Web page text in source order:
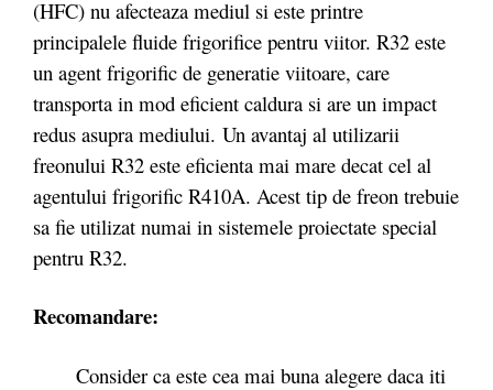
(HFC) nu afecteaza mediul si este printre
principalele fluide frigorifice pentru viitor. R32 este
un agent frigorific de generatie viitoare, care
transporta in mod eficient caldura si are un impact
redus asupra mediului. Un avantaj al utilizarii
freonului R32 este eficienta mai mare decat cel al
agentului frigorific R410A. Acest tip de freon trebuie
sa fie utilizat numai in sistemele proiectate special
pentru R32.
Recomandare:
Consider ca este cea mai buna alegere daca iti